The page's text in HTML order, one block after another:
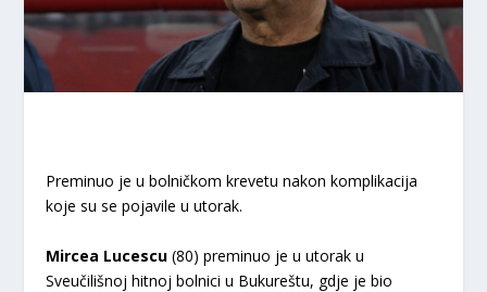
Preminuo je u bolničkom krevetu nakon komplikacija
koje su se pojavile u utorak.
Mircea Lucescu(80) preminuo je u utorak u
Sveučilišnoj hitnoj bolnici u Bukureštu, gdje je bio